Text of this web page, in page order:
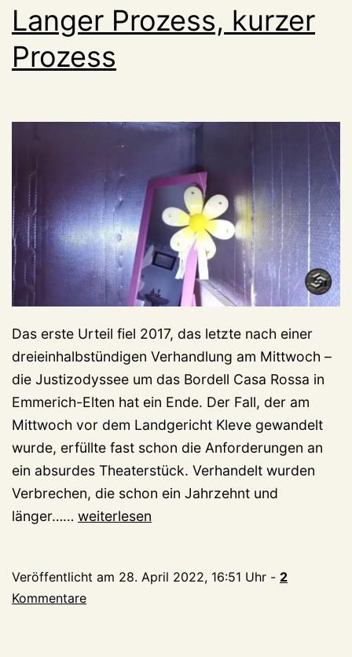
Langer Prozess, kurzer
Prozess
Das erste Urteil fiel 2017, das letzte nach einer
dreieinhalbstündigen Verhandlung am Mittwoch –
die Justizodyssee um das Bordell Casa Rossa in
Emmerich-Elten hat ein Ende. Der Fall, der am
Mittwoch vor dem Landgericht Kleve gewandelt
wurde, erfüllte fast schon die Anforderungen an
ein absurdes Theaterstück. Verhandelt wurden
Verbrechen, die schon ein Jahrzehnt und
länger…… Langer
Prozess
weiterlesen
Veröffentlicht am 28. April 2022, 16:51 Uhr - 2
Kommentare